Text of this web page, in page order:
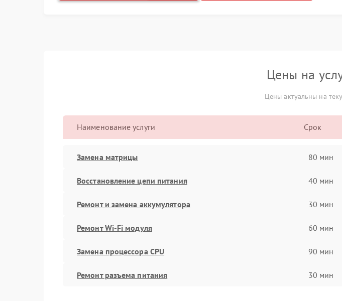
Цены на
Цены актуальны на
Наименование услуги Срок
Замена матрицы 80 мин
Восстановление цепи питания 40 мин
Ремонт и замена аккумулятора 30 мин
Ремонт Wi-Fi модуля 60 мин
Замена процессора CPU 90 мин
Ремонт разъема питания 30 мин